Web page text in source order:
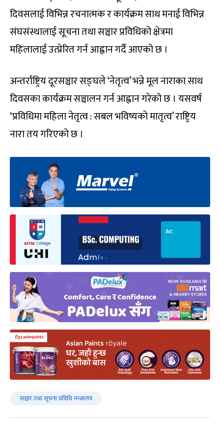
दिवसलाई विभिन्न रचनात्मक र कार्यक्रम साथ मनाई विभिन्न
संघसंस्थालाई सूचना तथा सञ्चार प्रविधिको क्षेत्रमा
महिलालाई उत्प्रेरित गर्न आह्वान गर्दै आएको छ ।
अन्तर्राष्ट्रिय दूरसञ्चार सङ्घले ‘नेतृत्व’ भन्ने मूल नाराका साथ
दिवसका कार्यक्रम सञ्चालन गर्न आह्वान गरेको छ । यसवर्ष
‘प्रविधिमा महिला नेतृत्व : सबल भविष्यको मातृत्व’ राष्ट्रिय
नारा तय गरिएको छ ।
सञ्चार तथा सूचना प्रविधि मन्त्रालय